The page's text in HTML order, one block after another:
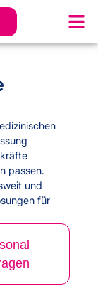
passen.
und
für